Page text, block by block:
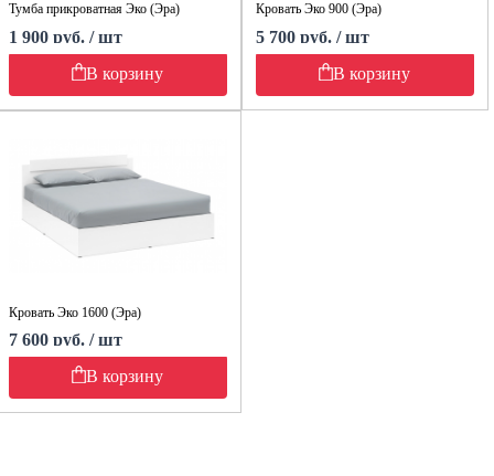
Тумба прикроватная Эко (Эра)
1 900 руб. / шт
В корзину
Кровать Эко 900 (Эра)
5 700 руб. / шт
В корзину
Кровать Эко 1600 (Эра)
7 600 руб. / шт
В корзину